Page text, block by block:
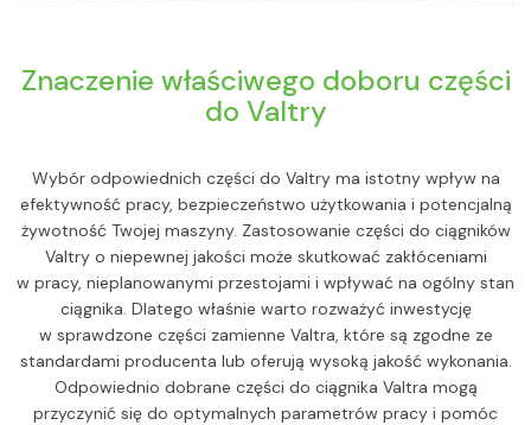
Znaczenie właściwego doboru części
do Valtry
Wybór odpowiednich części do Valtry ma istotny wpływ na
efektywność pracy, bezpieczeństwo użytkowania i potencjalną
żywotność Twojej maszyny. Zastosowanie części do ciągników
Valtry o niepewnej jakości może skutkować zakłóceniami
w pracy, nieplanowanymi przestojami i wpływać na ogólny stan
ciągnika. Dlatego właśnie warto rozważyć inwestycję
w sprawdzone części zamienne Valtra, które są zgodne ze
standardami producenta lub oferują wysoką jakość wykonania.
Odpowiednio dobrane części do ciągnika Valtra mogą
przyczynić się do optymalnych parametrów pracy i pomóc